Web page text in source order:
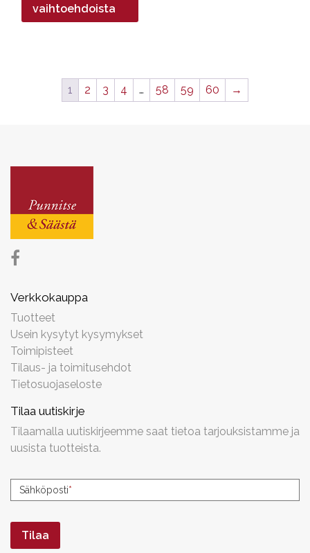
22,90€
vaihtoehdoista
1 2 3 4 … 58 59 60 →
Verkkokauppa
Tuotteet
Usein kysytyt kysymykset
Toimipisteet
Tilaus- ja toimitusehdot
Tietosuojaseloste
Tilaa uutiskirje
Tilaamalla uutiskirjeemme saat tietoa tarjouksistamme ja
uusista tuotteista.
Uutiskirjeen
tilaus
Sähköposti*
Tilaa